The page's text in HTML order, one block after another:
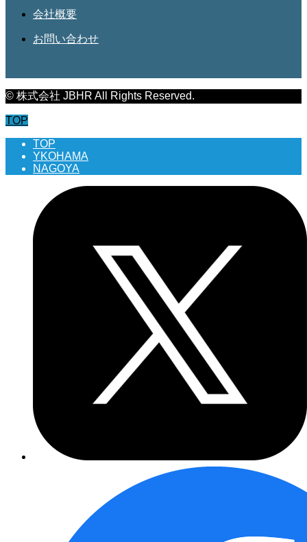
会社概要
お問い合わせ
© 株式会社 JBHR All Rights Reserved.
TOP
TOP
YKOHAMA
NAGOYA